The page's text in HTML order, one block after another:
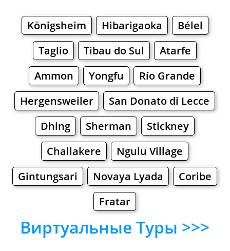
Königsheim Hibarigaoka
Bélel
Taglio
Tibau do Sul
Atarfe
Ammon
Yongfu
Río Grande
Hergensweiler
San Donato di Lecce
Dhing
Sherman
Stickney
Challakere
Ngulu Village
Gintungsari
Novaya Lyada
Coribe
Fratar
Виртуальные Туры >>>